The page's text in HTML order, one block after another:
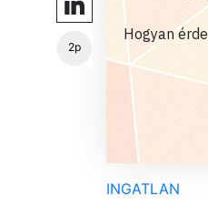
2p
Hogyan
INGATLAN